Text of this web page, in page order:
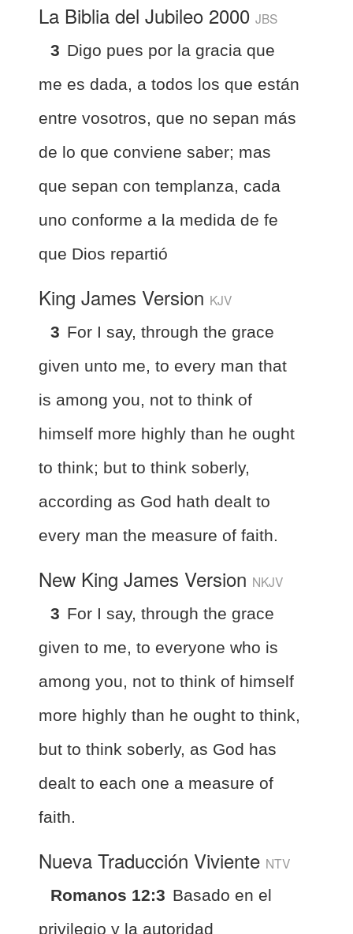
La Biblia del Jubileo 2000 JBS
3 Digo pues por la gracia que
me es dada, a todos los que están
entre vosotros, que no sepan más
de lo que conviene saber; mas
que sepan con templanza, cada
uno conforme a la medida de fe
que Dios repartió
King James Version KJV
3 For I say, through the grace
given unto me, to every man that
is among you, not to think of
himself more highly than he ought
to think; but to think soberly,
according as God hath dealt to
every man the measure of faith.
New King James Version NKJV
3 For I say, through the grace
given to me, to everyone who is
among you, not to think of himself
more highly than he ought to think,
but to think soberly, as God has
dealt to each one a measure of
faith.
Nueva Traducción Viviente NTV
Romanos 12:3 Basado en el
privilegio y la autoridad